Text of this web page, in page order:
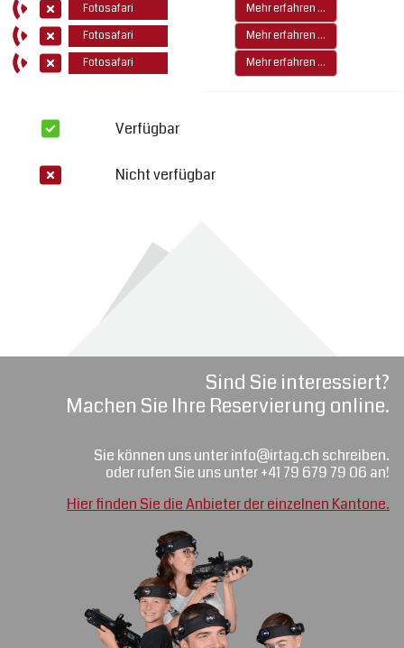
Fotosafari
Mehr erfahren ...
Fotosafari
Mehr erfahren ...
Fotosafari
Mehr erfahren ...
Verfügbar
Nicht verfügbar
Sind Sie interessiert?
Machen Sie Ihre Reservierung online.
Sie können uns unter info@irtag.ch schreiben.
oder rufen Sie uns unter +41 79 679 79 06 an!
Hier finden Sie die Anbieter der einzelnen Kantone.